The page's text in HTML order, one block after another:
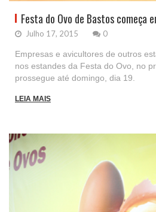
Festa do Ovo de Bastos começa
Julho 17, 2015 0
Empresas e avicultores de outros
nos estandes da Festa do Ovo, no
prossegue até domingo, dia 19.
LEIA MAIS